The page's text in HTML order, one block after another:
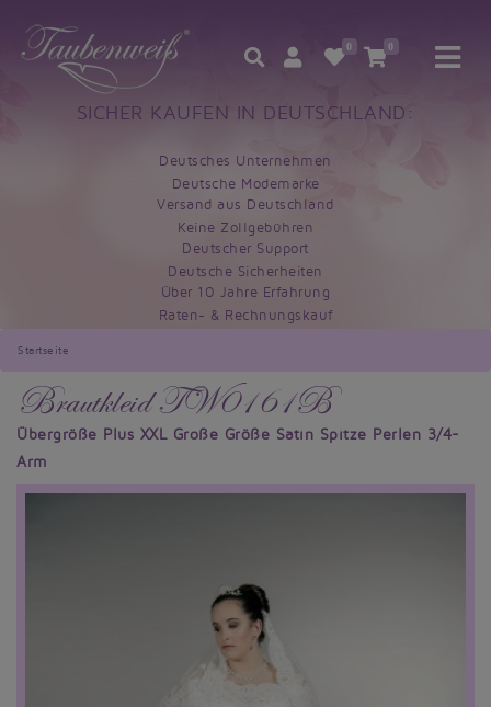
0 0
SICHER KAUFEN IN DEUTSCHLAND:
Deutsches Unternehmen
Deutsche Modemarke
Versand aus Deutschland
Keine Zollgebühren
Deutscher Support
Deutsche Sicherheiten
Über 10 Jahre Erfahrung
Raten- & Rechnungskauf
Startseite
Brautkleid TW0161B
Übergröße Plus XXL Große Größe Satin Spitze Perlen 3/4-
Arm